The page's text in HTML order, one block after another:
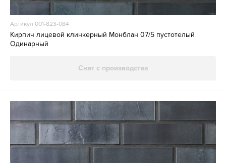
Артикул 001-823-084
Кирпич лицевой клинкерный Монблан 07/5 пустотелый
Одинарный
Снят с производства